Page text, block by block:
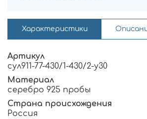
Характеристики
Артикул
сул911-77-430/1-430/2-у30
Материал
серебро 925 пробы
Страна происхождения
Россия